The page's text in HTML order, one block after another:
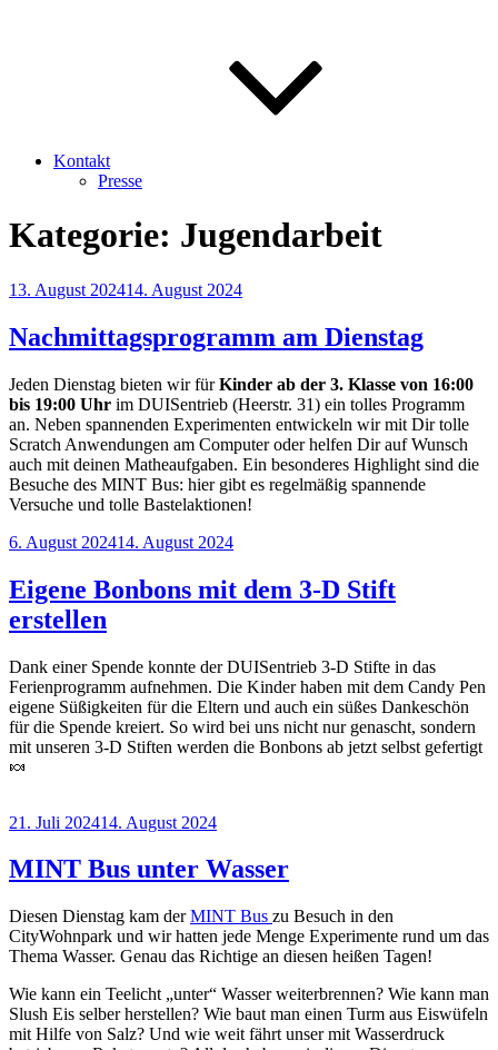
Kontakt
Presse
Kategorie: Jugendarbeit
Veröffentlicht
13. August 202414. August 2024
Nachmittagsprogramm am Dienstag
Jeden Dienstag bieten wir fürKinder ab der 3. Klasse von 16:00
bis 19:00 Uhr im DUISentrieb (Heerstr. 31) ein tolles Programm
an. Neben spannenden Experimenten entwickeln wir mit Dir tolle
Scratch Anwendungen am Computer oder helfen Dir auf Wunsch
auch mit deinen Matheaufgaben. Ein besonderes Highlight sind die
Besuche des MINT Bus: hier gibt es regelmäßig spannende
Versuche und tolle Bastelaktionen!
Veröffentlicht
6. August 202414. August 2024
Eigene Bonbons mit dem 3-D Stift
erstellen
Dank einer Spende konnte der DUISentrieb 3-D Stifte in das
Ferienprogramm aufnehmen. Die Kinder haben mit dem Candy Pen
eigene Süßigkeiten für die Eltern und auch ein süßes Dankeschön
für die Spende kreiert. So wird bei uns nicht nur genascht, sondern
mit unseren 3-D Stiften werden die Bonbons ab jetzt selbst gefertigt
🍬
Veröffentlicht
21. Juli 202414. August 2024
MINT Bus unter Wasser
Diesen Dienstag kam derMINT Bus zu Besuch in den
CityWohnpark und wir hatten jede Menge Experimente rund um das
Thema Wasser. Genau das Richtige an diesen heißen Tagen!
Wie kann ein Teelicht „unter“ Wasser weiterbrennen? Wie kann man
Slush Eis selber herstellen? Wie baut man einen Turm aus Eiswüfeln
mit Hilfe von Salz? Und wie weit fährt unser mit Wasserdruck